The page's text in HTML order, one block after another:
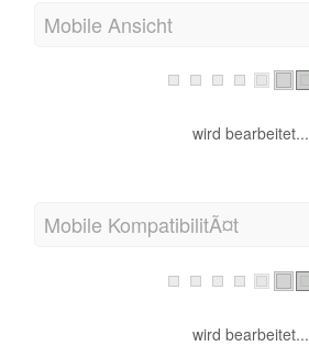
Mobile Ansicht
wird bearbeitet...
Mobile KompatibilitÃ¤t
wird bearbeitet...